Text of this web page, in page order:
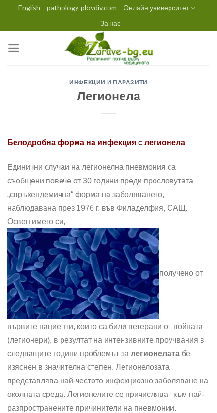
content
English pathology-plovdiv.com
Онлайн университет
За нас
ИНФЕКЦИИ И ПАРАЗИТИ
Легионела
Белодробна форма на инфекция с легионела
Единични случаи на легионелна пневмония са
съобщени повече от 30 години преди прословутата
„свръхендемична“ фор­ма на заболяването,
наблюдавана през 1976 г. във Филаделфия, САЩ.
Освен името си,
получено от
първите пациенти, които са били ветерани от войната
(легионери), в резултат на интензивните проучвания в
следващите години проблемът за легионелата бе
изяснен в значителна степен. Легионелозата
представлява най-честото инфекциозно заболяване на
околната среда. Легионелите се причисляват към най-
разпространените причинители на пневмонии.